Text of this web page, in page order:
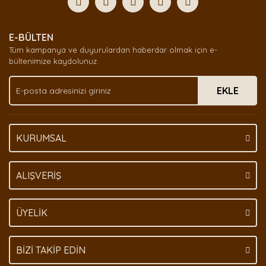
Yorum Yaz
Ürün açıklamasında eksik bilgiler bulunuyor.
Ürün bilgilerinde hatalar bulunuyor.
Ürün fiyatı diğer sitelerden daha pahalı.
Bu ürüne benzer farklı alternatifler olmalı.
E-BÜLTEN
Tüm kampanya ve duyurulardan haberdar olmak için e-
bültenimize kaydolunuz.
EKLE
KURUMSAL
ALIŞVERİŞ
ÜYELİK
BİZİ TAKİP EDİN